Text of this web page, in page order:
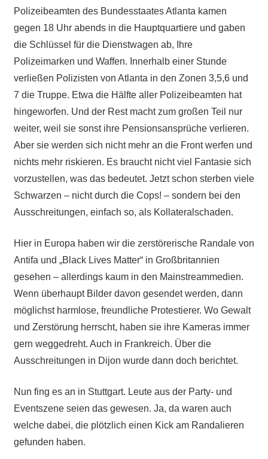
Polizeibeamten des Bundesstaates Atlanta kamen
gegen 18 Uhr abends in die Hauptquartiere und gaben
die Schlüssel für die Dienstwagen ab, Ihre
Polizeimarken und Waffen. Innerhalb einer Stunde
verließen Polizisten von Atlanta in den Zonen 3,5,6 und
7 die Truppe. Etwa die Hälfte aller Polizeibeamten hat
hingeworfen. Und der Rest macht zum großen Teil nur
weiter, weil sie sonst ihre Pensionsansprüche verlieren.
Aber sie werden sich nicht mehr an die Front werfen und
nichts mehr riskieren. Es braucht nicht viel Fantasie sich
vorzustellen, was das bedeutet. Jetzt schon sterben viele
Schwarzen – nicht durch die Cops! – sondern bei den
Ausschreitungen, einfach so, als Kollateralschaden.
Hier in Europa haben wir die zerstörerische Randale von
Antifa und „Black Lives Matter“ in Großbritannien
gesehen – allerdings kaum in den Mainstreammedien.
Wenn überhaupt Bilder davon gesendet werden, dann
möglichst harmlose, freundliche Protestierer. Wo Gewalt
und Zerstörung herrscht, haben sie ihre Kameras immer
gern weggedreht. Auch in Frankreich. Über die
Ausschreitungen in Dijon wurde dann doch berichtet.
Nun fing es an in Stuttgart. Leute aus der Party- und
Eventszene seien das gewesen. Ja, da waren auch
welche dabei, die plötzlich einen Kick am Randalieren
gefunden haben.